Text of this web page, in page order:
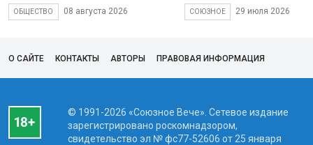
ОБЩЕСТВО 08 августа 2026 СОЮЗНОЕ 29 июля 2026
О САЙТЕ КОНТАКТЫ АВТОРЫ ПРАВОВАЯ ИНФОРМАЦИЯ
© 1991-2026 «Союзное Вече». Сетевое издание
зарегистрировано роскомнадзором,
свидетельство эл № фc77-52606 от 25 января